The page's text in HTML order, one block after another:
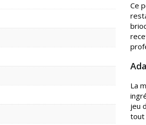
Ce
La
jeu
tout